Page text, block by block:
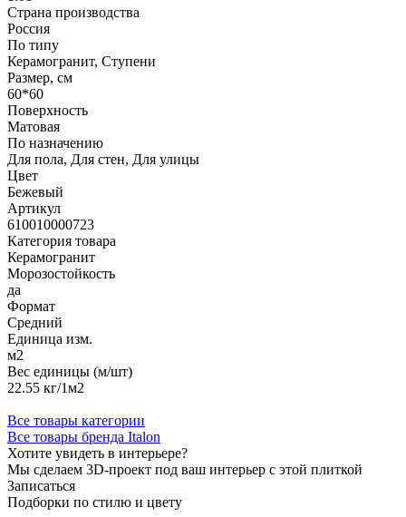
Страна производства
Россия
По типу
Керамогранит, Ступени
Размер, см
60*60
Поверхность
Матовая
По назначению
Для пола, Для стен, Для улицы
Цвет
Бежевый
Артикул
610010000723
Категория товара
Керамогранит
Морозостойкость
да
Формат
Средний
Единица изм.
м2
Вес единицы (м/шт)
22.55 кг/1м2
Все товары категории
Все товары бренда Italon
Хотите увидеть в интерьере?
Мы сделаем 3D-проект под ваш интерьер с этой плиткой
Записаться
Подборки по стилю и цвету